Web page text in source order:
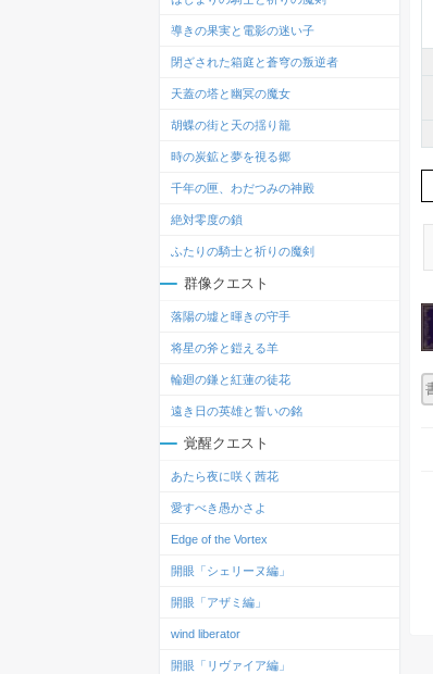
導きの果実と電影の迷い子
閉ざされた箱庭と蒼穹の叛逆者
天蓋の塔と幽冥の魔女
胡蝶の街と天の揺り籠
時の炭鉱と夢を視る郷
千年の匣、わだつみの神殿
絶対零度の鎖
ふたりの騎士と祈りの魔剣
群像クエスト
落陽の墟と暉きの守手
将星の斧と鎧える羊
輪廻の鎌と紅蓮の徒花
遠き日の英雄と誓いの銘
覚醒クエスト
あたら夜に咲く茜花
愛すべき愚かさよ
Edge of the Vortex
開眼「シェリーヌ編」
開眼「アザミ編」
wind liberator
開眼「リヴァイア編」